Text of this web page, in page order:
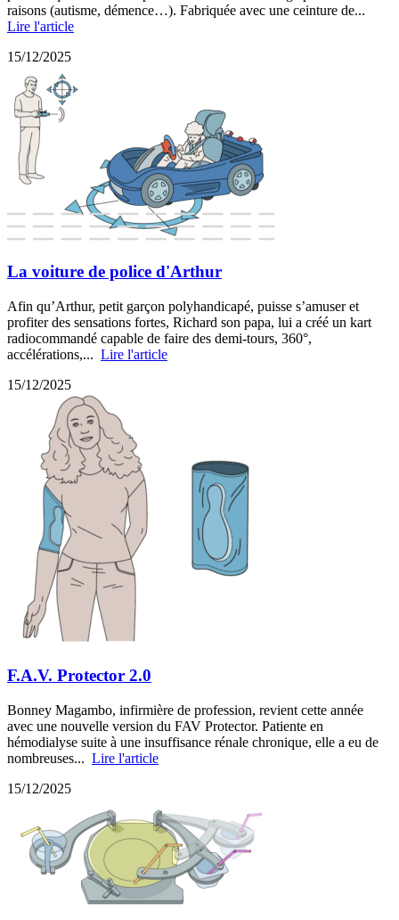
raisons (autisme, démence…). Fabriquée avec une ceinture de...
Lire l'article
15/12/2025
La voiture de police d'Arthur
Afin qu’Arthur, petit garçon polyhandicapé, puisse s’amuser et
profiter des sensations fortes, Richard son papa, lui a créé un kart
radiocommandé capable de faire des demi-tours, 360°,
accélérations,... Lire l'article
15/12/2025
F.A.V. Protector 2.0
Bonney Magambo, infirmière de profession, revient cette année
avec une nouvelle version du FAV Protector. Patiente en
hémodialyse suite à une insuffisance rénale chronique, elle a eu de
nombreuses... Lire l'article
15/12/2025